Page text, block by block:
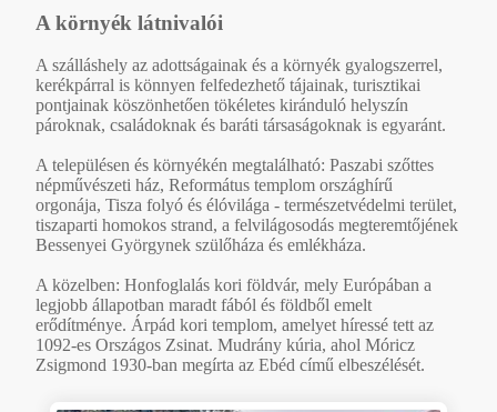
A környék látnivalói
A szálláshely az adottságainak és a környék gyalogszerrel,
kerékpárral is könnyen felfedezhető tájainak, turisztikai
pontjainak köszönhetően tökéletes kiránduló helyszín
pároknak, családoknak és baráti társaságoknak is egyaránt.
A településen és környékén megtalálható: Paszabi szőttes
népművészeti ház, Református templom országhírű
orgonája, Tisza folyó és élóvilága - természetvédelmi terület,
tiszaparti homokos strand, a felvilágosodás megteremtőjének
Bessenyei Györgynek szülőháza és emlékháza.
A közelben: Honfoglalás kori földvár, mely Európában a
legjobb állapotban maradt fából és földből emelt
erődítménye. Árpád kori templom, amelyet híressé tett az
1092-es Országos Zsinat. Mudrány kúria, ahol Móricz
Zsigmond 1930-ban megírta az Ebéd című elbeszélését.